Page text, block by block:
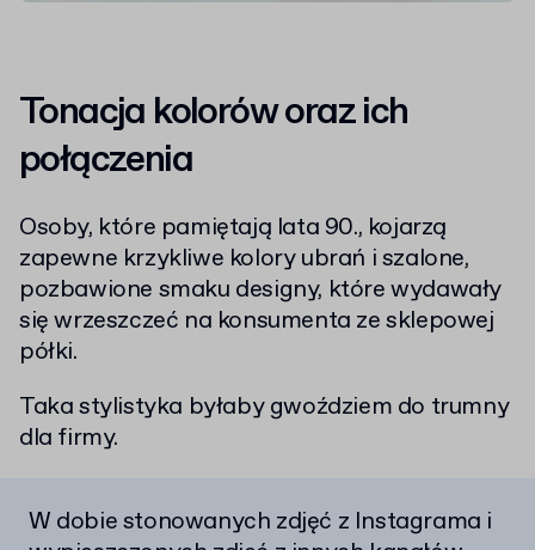
Tonacja kolorów oraz ich
połączenia
Osoby, które pamiętają lata 90., kojarzą
zapewne krzykliwe kolory ubrań i szalone,
pozbawione smaku designy, które wydawały
się wrzeszczeć na konsumenta ze sklepowej
półki.
Taka stylistyka byłaby gwoździem do trumny
dla firmy.
W dobie stonowanych zdjęć z Instagrama i